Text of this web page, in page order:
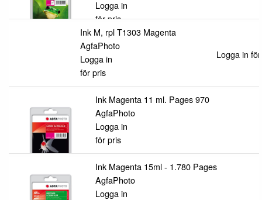
Logga in
för pris
Ink M, rpl T1303 Magenta
AgfaPhoto
Logga in
för pris
Logga in
Ink Magenta 11 ml. Pages 970
AgfaPhoto
Logga in
för pris
Ink Magenta 15ml - 1.780 Pages
AgfaPhoto
Logga in